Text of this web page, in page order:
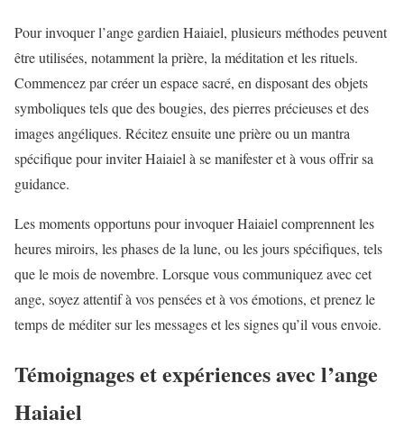
Pour invoquer l’ange gardien Haiaiel, plusieurs méthodes peuvent
être utilisées, notamment la prière, la méditation et les rituels.
Commencez par créer un espace sacré, en disposant des objets
symboliques tels que des bougies, des pierres précieuses et des
images angéliques. Récitez ensuite une prière ou un mantra
spécifique pour inviter Haiaiel à se manifester et à vous offrir sa
guidance.
Les moments opportuns pour invoquer Haiaiel comprennent les
heures miroirs, les phases de la lune, ou les jours spécifiques, tels
que le mois de novembre. Lorsque vous communiquez avec cet
ange, soyez attentif à vos pensées et à vos émotions, et prenez le
temps de méditer sur les messages et les signes qu’il vous envoie.
Témoignages et expériences avec l’ange
Haiaiel